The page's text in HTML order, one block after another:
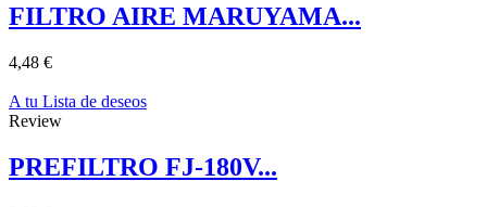
FILTRO AIRE MARUYAMA...
4,48 €
A tu Lista de deseos
Review
PREFILTRO FJ-180V...